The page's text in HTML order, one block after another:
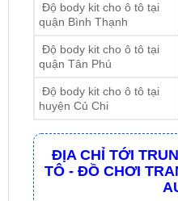
Độ body kit cho ô tô tại
quận Tân Phú
Độ body kit cho ô tô tại
huyện Củ Chi
ĐỊA CHỈ TỚI
TÔ - ĐỒ CHƠI
☎Bấm vào để gọi Tổng